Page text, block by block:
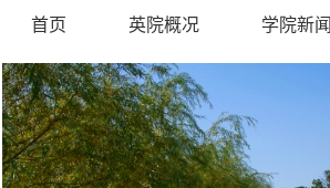
首页 英院概况 学院新闻